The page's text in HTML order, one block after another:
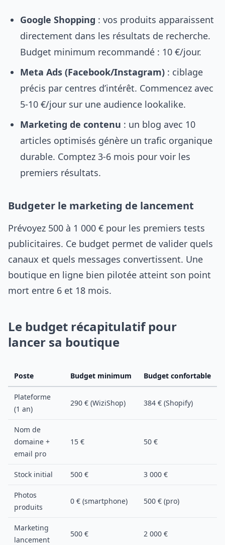
Google Shopping : vos produits apparaissent
directement dans les résultats de recherche.
Budget minimum recommandé : 10 €/jour.
Meta Ads (Facebook/Instagram) : ciblage
précis par centres d’intérêt. Commencez avec
5-10 €/jour sur une audience lookalike.
Marketing de contenu : un blog avec 10
articles optimisés génère un trafic organique
durable. Comptez 3-6 mois pour voir les
premiers résultats.
Budgeter le marketing de lancement
Prévoyez 500 à 1 000 € pour les premiers tests
publicitaires. Ce budget permet de valider quels
canaux et quels messages convertissent. Une
boutique en ligne bien pilotée atteint son point
mort entre 6 et 18 mois.
Le budget récapitulatif pour
lancer sa boutique
Poste Budget minimum Budget confortable
Plateforme
(1 an)
290 € (WiziShop) 384 € (Shopify)
Nom de
domaine +
email pro
15 € 50 €
Stock initial 500 € 3 000 €
Photos
produits
0 € (smartphone) 500 € (pro)
Marketing
lancement
500 € 2 000 €